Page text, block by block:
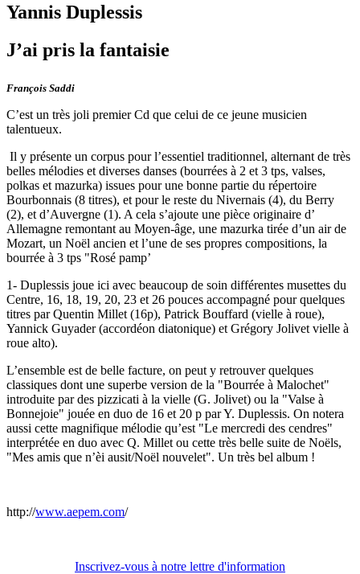
Yannis Duplessis
J’ai pris la fantaisie
François Saddi
C’est un très joli premier Cd que celui de ce jeune musicien
talentueux.
Il y présente un corpus pour l’essentiel traditionnel, alternant de très
belles mélodies et diverses danses (bourrées à 2 et 3 tps, valses,
polkas et mazurka) issues pour une bonne partie du répertoire
Bourbonnais (8 titres), et pour le reste du Nivernais (4), du Berry
(2), et d’Auvergne (1). A cela s’ajoute une pièce originaire d’
Allemagne remontant au Moyen-âge, une mazurka tirée d’un air de
Mozart, un Noël ancien et l’une de ses propres compositions, la
bourrée à 3 tps "Rosé pamp’
1- Duplessis joue ici avec beaucoup de soin différentes musettes du
Centre, 16, 18, 19, 20, 23 et 26 pouces accompagné pour quelques
titres par Quentin Millet (16p), Patrick Bouffard (vielle à roue),
Yannick Guyader (accordéon diatonique) et Grégory Jolivet vielle à
roue alto).
L’ensemble est de belle facture, on peut y retrouver quelques
classiques dont une superbe version de la "Bourrée à Malochet"
introduite par des pizzicati à la vielle (G. Jolivet) ou la "Valse à
Bonnejoie" jouée en duo de 16 et 20 p par Y. Duplessis. On notera
aussi cette magnifique mélodie qu’est "Le mercredi des cendres"
interprétée en duo avec Q. Millet ou cette très belle suite de Noëls,
"Mes amis que n’èi ausit/Noël nouvelet". Un très bel album !
http://www.aepem.com/
Inscrivez-vous à notre lettre d'information